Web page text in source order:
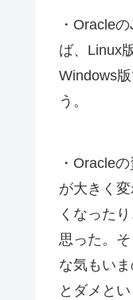
・Oracle
ば、Linux
Windows
う。
・Oracle
が大きく
くなった
思った。
な気もい
とダメと